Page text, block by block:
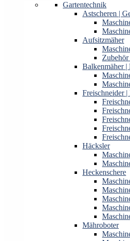
Gartentechnik
Astscheren |
Aufsitzmäher
Balkenmäher
Freischneider |
Häcksler
Heckenschere
Mähroboter